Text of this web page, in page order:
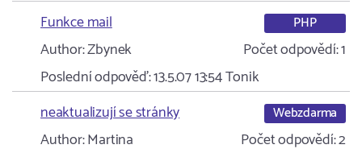
Funkce mail
PHP
Author:Zbynek Počet odpovědí:1
Poslední odpověď:13.5.07 13:54Tonik
neaktualizují se stránky
Webzdarma
Author:Martina Počet odpovědí:2